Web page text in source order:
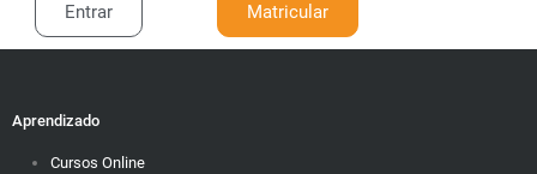
Entrar Matricular
Aprendizado
Cursos Online